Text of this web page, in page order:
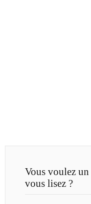
Vous voulez
vous lisez ?